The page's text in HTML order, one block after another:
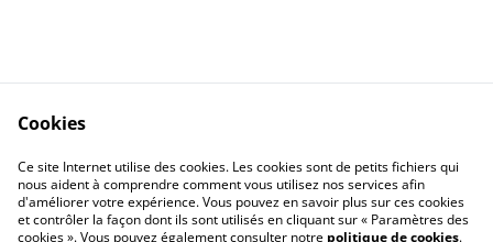
Nous contacter
CGV
Confidentialité
Cookies
Cookies
Ce site Internet utilise des cookies. Les cookies sont de petits fichiers qui
nous aident à comprendre comment vous utilisez nos services afin
d'améliorer votre expérience. Vous pouvez en savoir plus sur ces cookies
et contrôler la façon dont ils sont utilisés en cliquant sur « Paramètres des
cookies ». Vous pouvez également consulter notre politique de cookies.